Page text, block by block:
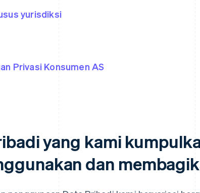
yurisdiksi
Privasi Konsumen AS
yang kami
dan